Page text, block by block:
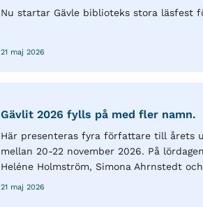
Nu startar Gävle biblioteks stora läsfest
21 maj 2026
Gävlit 2026 fylls på med fler namn.
Här presenteras fyra författare till årets
mellan 20-22 november 2026. På
Heléne Holmström, Simona Ahrnstedt
21 maj 2026